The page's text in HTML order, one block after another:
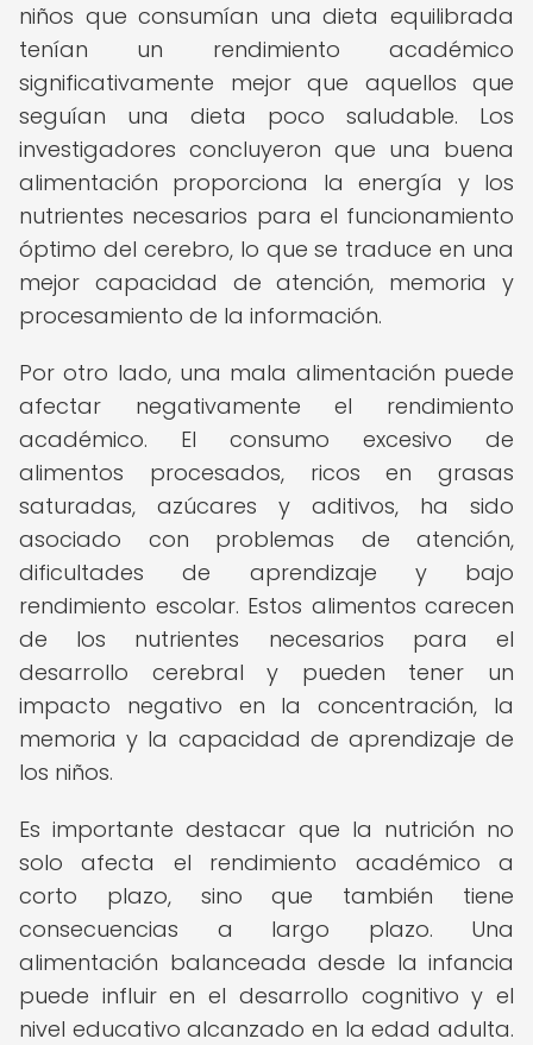
niños que consumían una dieta equilibrada
tenían un rendimiento académico
significativamente mejor que aquellos que
seguían una dieta poco saludable. Los
investigadores concluyeron que una buena
alimentación proporciona la energía y los
nutrientes necesarios para el funcionamiento
óptimo del cerebro, lo que se traduce en una
mejor capacidad de atención, memoria y
procesamiento de la información.
Por otro lado, una mala alimentación puede
afectar negativamente el rendimiento
académico. El consumo excesivo de
alimentos procesados, ricos en grasas
saturadas, azúcares y aditivos, ha sido
asociado con problemas de atención,
dificultades de aprendizaje y bajo
rendimiento escolar. Estos alimentos carecen
de los nutrientes necesarios para el
desarrollo cerebral y pueden tener un
impacto negativo en la concentración, la
memoria y la capacidad de aprendizaje de
los niños.
Es importante destacar que la nutrición no
solo afecta el rendimiento académico a
corto plazo, sino que también tiene
consecuencias a largo plazo. Una
alimentación balanceada desde la infancia
puede influir en el desarrollo cognitivo y el
nivel educativo alcanzado en la edad adulta.